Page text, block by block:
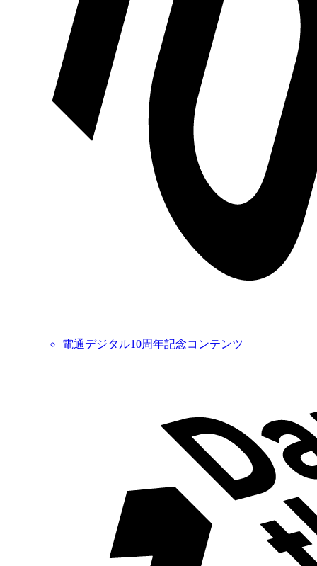
電通デジタル10周年記念コンテンツ